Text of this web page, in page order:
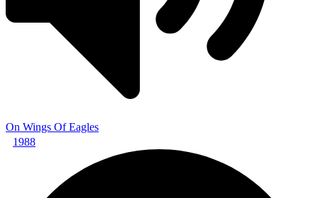
On Wings Of Eagles
1988